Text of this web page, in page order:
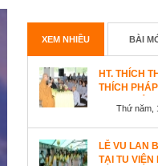
XEM NHIỀU BÀI
HT. THÍCH
THÍCH
Thứ năm,
LỄ VU LAN
TẠI TU VIỆN